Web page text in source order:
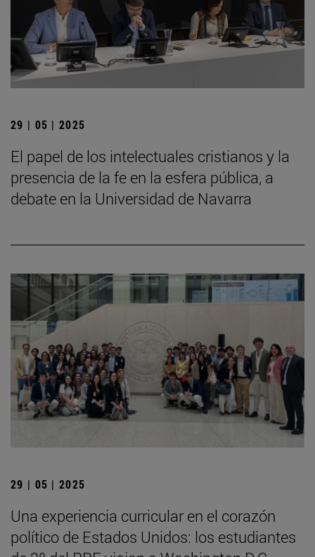
29 | 05 | 2025
El papel de los intelectuales cristianos y la
presencia de la fe en la esfera pública, a
debate en la Universidad de Navarra
29 | 05 | 2025
Una experiencia curricular en el corazón
político de Estados Unidos: los estudiantes